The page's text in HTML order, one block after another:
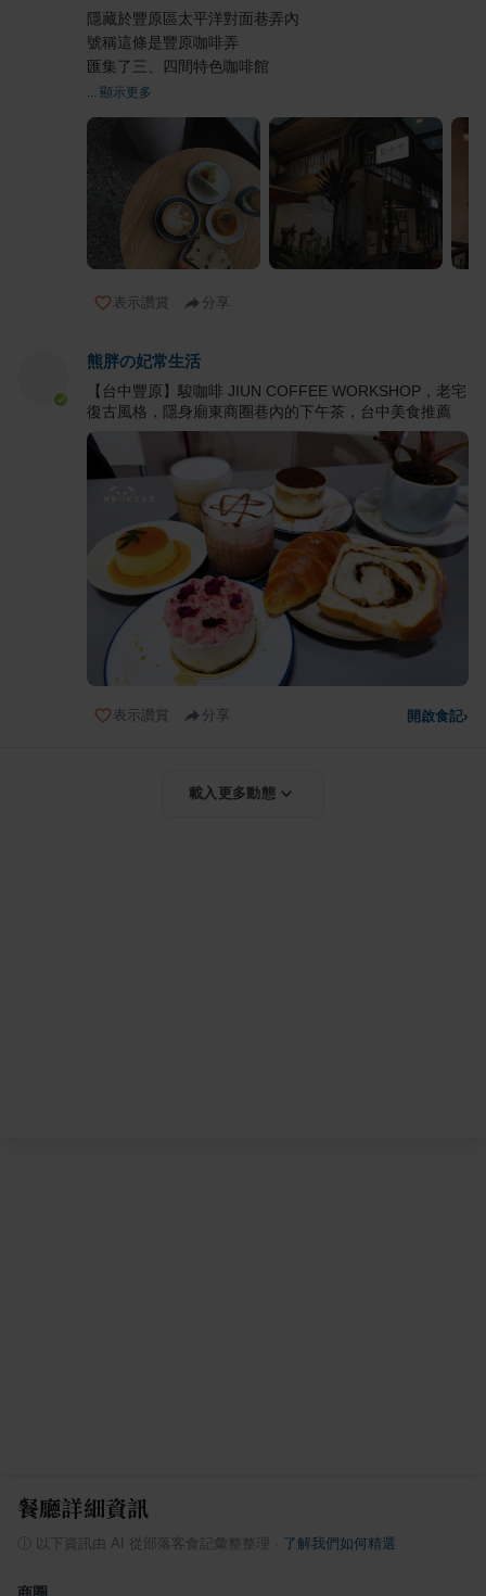
隱藏於豐原區太平洋對面巷弄內
號稱這條是豐原咖啡弄
匯集了三、四間特色咖啡館
... 顯示更多
表示讚賞 分享
熊胖の妃常生活
【台中豐原】駿咖啡 JIUN COFFEE WORKSHOP，老宅
復古風格，隱身廟東商圈巷內的下午茶，台中美食推薦
表示讚賞 分享 開啟食記›
載入更多動態
餐廳詳細資訊
以下資訊由 AI 從部落客食記彙整整理 了解我們如何精選